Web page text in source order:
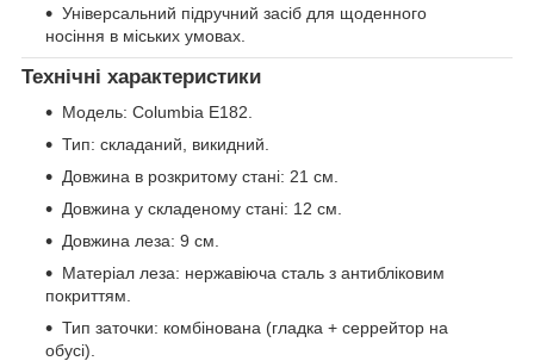
Універсальний підручний засіб для щоденного
носіння в міських умовах.
Технічні характеристики
Модель: Columbia Е182.
Тип: складаний, викидний.
Довжина в розкритому стані: 21 см.
Довжина у складеному стані: 12 см.
Довжина леза: 9 см.
Матеріал леза: нержавіюча сталь з антибліковим
покриттям.
Тип заточки: комбінована (гладка + серрейтор на
обусі).